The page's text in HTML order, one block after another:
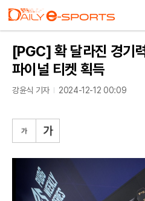
[PGC] 확 달라진 경기
파이널 티켓 획득
강윤식 기자 2024-12-12 00:09